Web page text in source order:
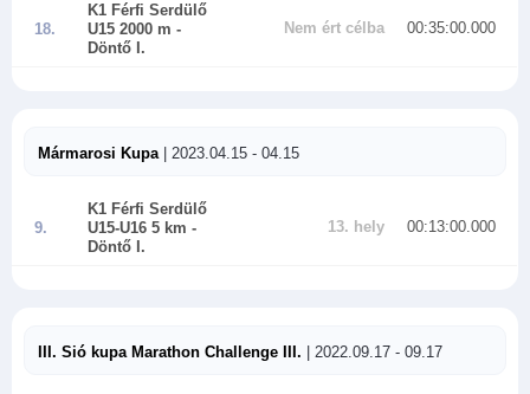
18.
K1 Férfi Serdülő
U15 2000 m -
Döntő I.
Nem ért célba 00:35:00.000
Mármarosi Kupa | 2023.04.15 - 04.15
9.
K1 Férfi Serdülő
U15-U16 5 km -
Döntő I.
13. hely 00:13:00.000
III. Sió kupa Marathon Challenge III. | 2022.09.17 - 09.17